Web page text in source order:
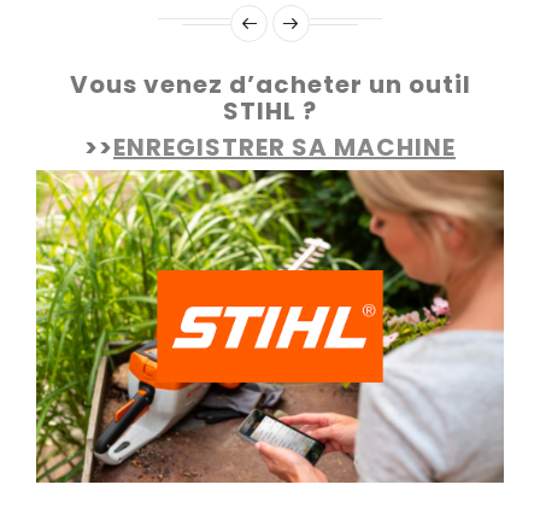
Vous venez d’acheter un outil
STIHL ?
>>ENREGISTRER SA MACHINE